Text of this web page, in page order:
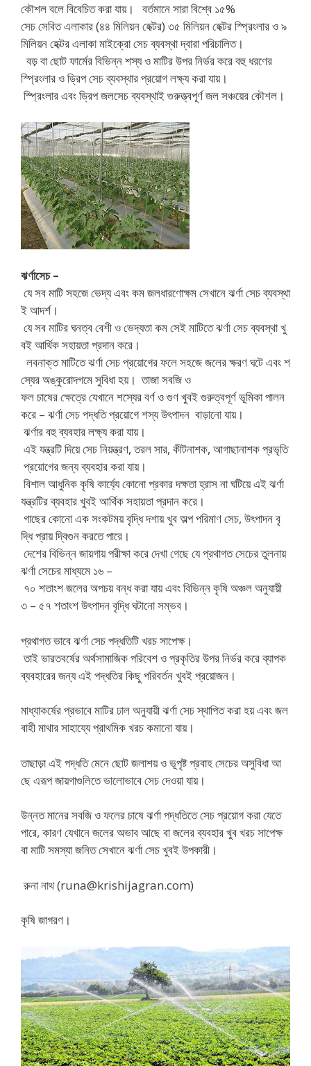
কৌশল বলে বিবেচিত করা যায়। বর্তমানে সারা বিশ্বে ১৫%
সেচ সেবিত এলাকার (৪৪ মিলিয়ন হেক্টর) ৩৫ মিলিয়ন হেক্টর স্প্রিংলার ও ৯
মিলিয়ন হেক্টর এলাকা মাইক্রো সেচ ব্যবস্থা দ্বারা পরিচালিত।
বড় বা ছোট ফার্মের বিভিন্ন শস্য ও মাটির উপর নির্ভর করে বহু ধরণের
স্প্রিংলার ও ড্রিপ সেচ ব্যবস্থার প্রয়োগ লক্ষ্য করা যায়।
স্প্রিংলার এবং ড্রিপ জলসেচ ব্যবস্থাই গুরুত্ত্বপূর্ণ জল সঞ্চয়ের কৌশল।
ঝর্ণাসেচ –
যে সব মাটি সহজে ভেদ্য এবং কম জলধারণোক্ষম সেখানে ঝর্ণা সেচ ব্যবস্থা
ই আদর্শ।
যে সব মাটির ঘনত্ব বেশী ও ভেদ্যতা কম সেই মাটিতে ঝর্ণা সেচ ব্যবস্থা খু
বই আর্থিক সহায়তা প্রদান করে।
লবনাক্ত মাটিতে ঝর্ণা সেচ প্রয়োগের ফলে সহজে জলের ক্ষরণ ঘটে এবং শ
স্যের অঙ্কুরোদগমে সুবিধা হয়। তাজা সবজি ও
ফল চাষের ক্ষেত্রে যেখানে শস্যের বর্ণ ও গুণ খুবই গুরুত্বপূর্ণ ভূমিকা পালন
করে – ঝর্ণা সেচ পদ্ধতি প্রয়োগে শস্য উৎপাদন বাড়ানো যায়।
ঝর্ণার বহু ব্যবহার লক্ষ্য করা যায়।
এই যন্ত্রটি দিয়ে সেচ নিয়ন্ত্রণ, তরল সার, কীটনাশক, আগাছানাশক প্রভৃতি
প্রয়োগের জন্য ব্যবহার করা যায়।
বিশাল আধুনিক কৃষি কার্য্যে কোনো প্রকার দক্ষতা হ্রাস না ঘটিয়ে এই ঝর্ণা
যন্ত্রটির ব্যবহার খুবই আর্থিক সহায়তা প্রদান করে।
গাছের কোনো এক সংকটময় বৃদ্ধি দশায় খুব অল্প পরিমাণ সেচ, উৎপাদন বৃ
দ্ধি প্রায় দ্বিগুন করতে পারে।
দেশের বিভিন্ন জায়গায় পরীক্ষা করে দেখা গেছে যে প্রথাগত সেচের তুলনায়
ঝর্ণা সেচের মাধ্যমে ১৬ –
৭০ শতাংশ জলের অপচয় বন্ধ করা যায় এবং বিভিন্ন কৃষি অঞ্চল অনুযায়ী
৩ – ৫৭ শতাংশ উৎপাদন বৃদ্ধি ঘটানো সম্ভব।
প্রথাগত ভাবে ঝর্ণা সেচ পদ্ধতিটি খরচ সাপেক্ষ।
তাই ভারতবর্ষের অর্থসামাজিক পরিবেশ ও প্রকৃতির উপর নির্ভর করে ব্যাপক
ব্যবহারের জন্য এই পদ্ধতির কিছু পরিবর্তন খুবই প্রয়োজন।
মাধ্যাকর্ষের প্রভাবে মাটির ঢাল অনুযায়ী ঝর্ণা সেচ স্থাপিত করা হয় এবং জল
বাহী মাথার সাহায্যে প্রাথমিক খরচ কমানো যায়।
তাছাড়া এই পদ্ধতি মেনে ছোট জলাশয় ও ভূপৃষ্ট প্রবাহ সেচের অসুবিধা আ
ছে এরূপ জায়গাগুলিতে ভালোভাবে সেচ দেওয়া যায়।
উন্নত মানের সবজি ও ফলের চাষে ঝর্ণা পদ্ধতিতে সেচ প্রয়োগ করা যেতে
পারে, কারণ যেখানে জলের অভাব আছে বা জলের ব্যবহার খুব খরচ সাপেক্ষ
বা মাটি সমস্যা জনিত সেখানে ঝর্ণা সেচ খুবই উপকারী।
রুনা নাথ (runa@krishijagran.com)
কৃষি জাগরণ।